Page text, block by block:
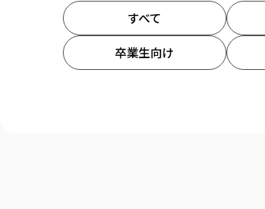
すべて
卒業生向け